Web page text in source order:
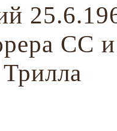
СС и